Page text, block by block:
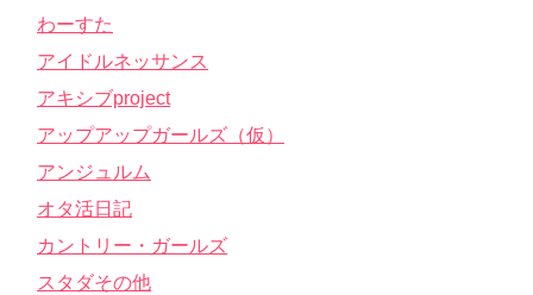
わーすた
アイドルネッサンス
アキシブproject
アップアップガールズ（仮）
アンジュルム
オタ活日記
カントリー・ガールズ
スタダその他